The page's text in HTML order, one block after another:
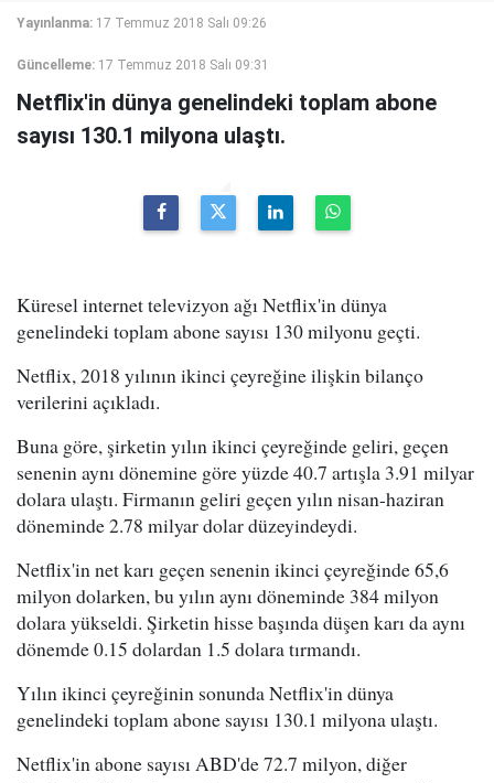
Yayınlanma: 17 Temmuz 2018 Salı 09:26
Güncelleme: 17 Temmuz 2018 Salı 09:31
Netflix'in dünya genelindeki toplam abone
sayısı 130.1 milyona ulaştı.
Küresel internet televizyon ağı Netflix'in dünya
genelindeki toplam abone sayısı 130 milyonu geçti.
Netflix, 2018 yılının ikinci çeyreğine ilişkin bilanço
verilerini açıkladı.
Buna göre, şirketin yılın ikinci çeyreğinde geliri, geçen
senenin aynı dönemine göre yüzde 40.7 artışla 3.91 milyar
dolara ulaştı. Firmanın geliri geçen yılın nisan-haziran
döneminde 2.78 milyar dolar düzeyindeydi.
Netflix'in net karı geçen senenin ikinci çeyreğinde 65,6
milyon dolarken, bu yılın aynı döneminde 384 milyon
dolara yükseldi. Şirketin hisse başında düşen karı da aynı
dönemde 0.15 dolardan 1.5 dolara tırmandı.
Yılın ikinci çeyreğinin sonunda Netflix'in dünya
genelindeki toplam abone sayısı 130.1 milyona ulaştı.
Netflix'in abone sayısı ABD'de 72.7 milyon, diğer